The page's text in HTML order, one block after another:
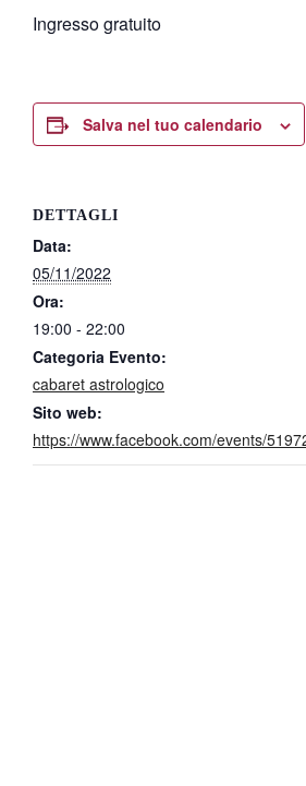
Ingresso gratuito
Salva nel tuo calendario
DETTAGLI
Data:
05/11/2022
Ora:
19:00 - 22:00
Categoria Evento:
cabaret astrologico
Sito web:
https://www.facebook.com/events/